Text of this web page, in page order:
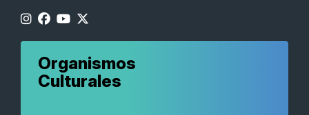
Organismos
Culturales